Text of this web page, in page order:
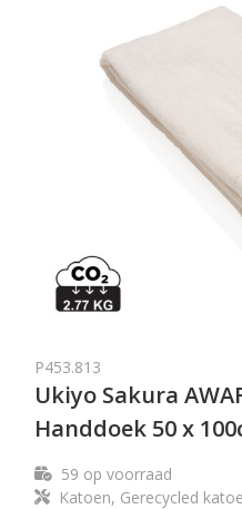
P453.813
Ukiyo Sakura
Handdoek 50 x
59 op voorraad
Katoen, Gerecycled